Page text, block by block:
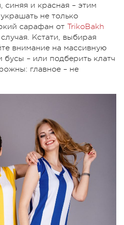
синяя и красная – этим
не только
сарафан от TrikoBakh
Кстати, выбирая
внимание на массивную
бусы – или подберить клатч
главное – не